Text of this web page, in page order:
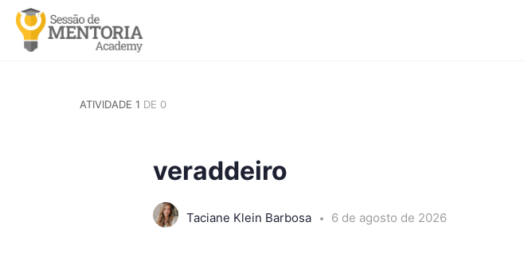
ATIVIDADE 1 DE 0
veraddeiro
Taciane Klein Barbosa 6 de agosto de 2026